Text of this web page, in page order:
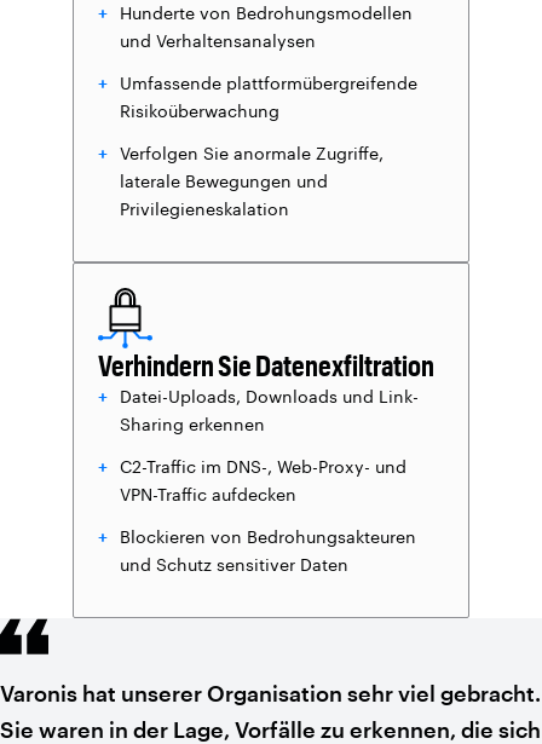
Hunderte von Bedrohungsmodellen
und Verhaltensanalysen
Umfassende plattformübergreifende
Risikoüberwachung
Verfolgen Sie anormale Zugriffe,
laterale Bewegungen und
Privilegieneskalation
Verhindern Sie Datenexfiltration
Datei-Uploads, Downloads und Link-
Sharing erkennen
C2-Traffic im DNS-, Web-Proxy- und
VPN-Traffic aufdecken
Blockieren von Bedrohungsakteuren
und Schutz sensitiver Daten
Varonis hat unserer Organisation sehr viel gebracht.
Sie waren in der Lage, Vorfälle zu erkennen, die sich